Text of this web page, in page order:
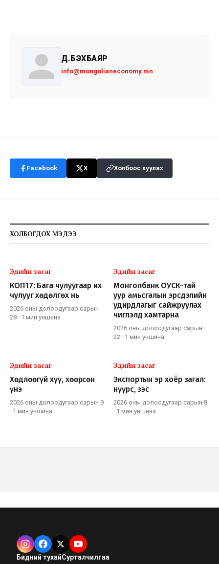
Д.БЭХБАЯР
info@mongolianeconomy.mn
Facebook X Холбоос хуулах
ХОЛБОГДОХ МЭДЭЭ
Эдийн засаг
КОП17: Бага чулуугаар их
чулууг хөдөлгөх нь
2026 оны долоодугаар сарын
28 · 1 мин уншина
Эдийн засаг
Монголбанк ОУСК-тай
уур амьсгалын эрсдэлийн
удирдлагыг сайжруулах
чиглэлд хамтарна
2026 оны долоодугаар сарын
22 · 1 мин уншина
Эдийн засаг
Хөдлөөгүй хүү, хөөрсөн
үнэ
2026 оны долоодугаар сарын 9
· 1 мин уншина
Эдийн засаг
Экспортын эр хоёр загал:
нүүрс, зэс
2026 оны долоодугаар сарын 8
· 1 мин уншина
Бидний тухайСурталчилгаа